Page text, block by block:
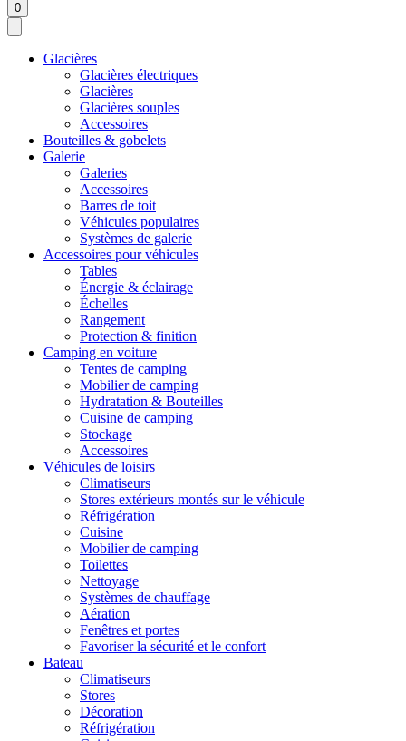
0
Glacières
Glacières électriques
Glacières
Glacières souples
Accessoires
Bouteilles & gobelets
Galerie
Galeries
Accessoires
Barres de toit
Véhicules populaires
Systèmes de galerie
Accessoires pour véhicules
Tables
Énergie & éclairage
Échelles
Rangement
Protection & finition
Camping en voiture
Tentes de camping
Mobilier de camping
Hydratation & Bouteilles
Cuisine de camping
Stockage
Accessoires
Véhicules de loisirs
Climatiseurs
Stores extérieurs montés sur le véhicule
Réfrigération
Cuisine
Mobilier de camping
Toilettes
Nettoyage
Systèmes de chauffage
Aération
Fenêtres et portes
Favoriser la sécurité et le confort
Bateau
Climatiseurs
Stores
Décoration
Réfrigération